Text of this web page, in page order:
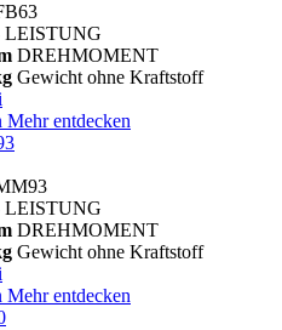
LEISTUNG
DREHMOMENT
Gewicht ohne Kraftstoff
Mehr entdecken
LEISTUNG
DREHMOMENT
Gewicht ohne Kraftstoff
Mehr entdecken